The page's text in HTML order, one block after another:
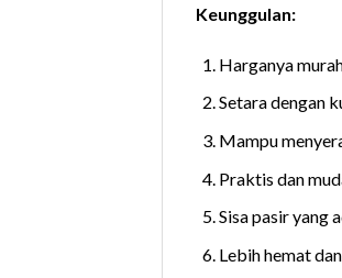
Keunggulan:
Harganya
Setara dengan
Mampu
Praktis dan
Sisa pasir yang
Lebih hemat